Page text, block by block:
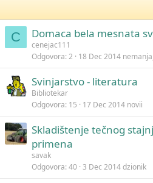
C Domaca bela mesnata
cenejac111
Odgovora 2 18 Dec 2014
Svinjarstvo - literatura
Bibliotekar
Odgovora 15 17 Dec 2014 novii
Skladištenje tečnog
primena
savak
Odgovora 40 3 Dec 2014dzionik